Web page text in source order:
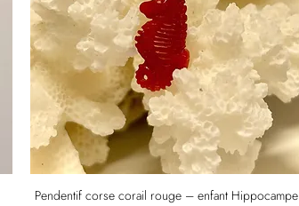
Pendentif corse corail rouge – enfant Hippocampe